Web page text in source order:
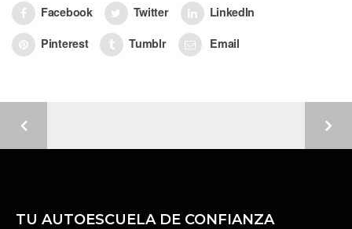
Facebook Twitter
LinkedIn
Pinterest
Tumblr Email
TU AUTOESCUELA DE CONFIANZA